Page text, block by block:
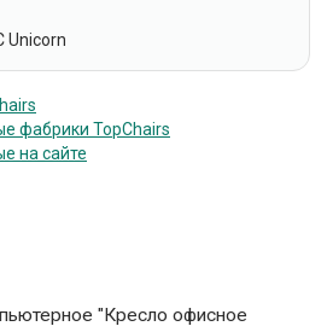
Unicorn
фабрики TopChairs
на сайте
"Кресло офисное